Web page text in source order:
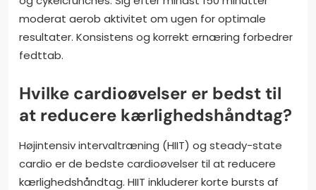
moderat aerob aktivitet om ugen for optimale
resultater. Konsistens og korrekt ernæring forbedrer
fedttab.
Hvilke cardioøvelser er bedst til
at reducere kærlighedshåndtag?
Højintensiv intervaltræning (HIIT) og steady-state
cardio er de bedste cardioøvelser til at reducere
kærlighedshåndtag. HIIT inkluderer korte bursts af